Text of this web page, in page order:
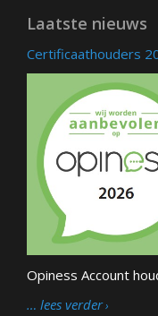
Laatste nieuws
Certificaathouders
Opiness Account
… lees verder